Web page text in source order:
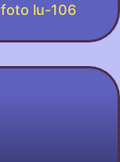
foto lu-106